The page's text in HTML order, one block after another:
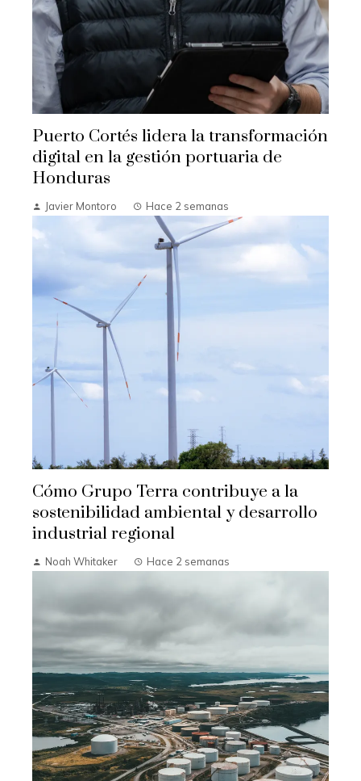
Puerto Cortés lidera la transformación
digital en la gestión portuaria de
Honduras
Javier Montoro Hace 2 semanas
Cómo Grupo Terra contribuye a la
sostenibilidad ambiental y desarrollo
industrial regional
Noah Whitaker Hace 2 semanas